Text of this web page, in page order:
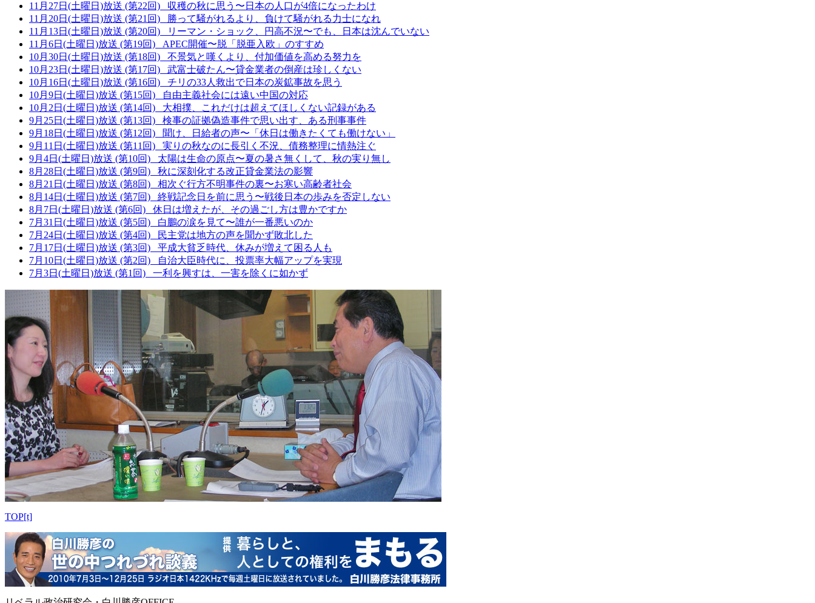
11月27日(土曜日)放送 (第22回)
収穫の秋に思う〜日本の人口が4倍になったわけ
11月20日(土曜日)放送 (第21回)
勝って騒がれるより、負けて騒がれる力士になれ
11月13日(土曜日)放送 (第20回)
リーマン・ショック、円高不況〜でも、日本は沈んでいない
11月6日(土曜日)放送 (第19回)
APEC開催〜脱「脱亜入欧」のすすめ
10月30日(土曜日)放送 (第18回)
不景気と嘆くより、付加価値を高める努力を
10月23日(土曜日)放送 (第17回)
武富士破たん〜貸金業者の倒産は珍しくない
10月16日(土曜日)放送 (第16回)
チリの33人救出で日本の炭鉱事故を思う
10月9日(土曜日)放送 (第15回)
自由主義社会には遠い中国の対応
10月2日(土曜日)放送 (第14回)
大相撲、これだけは超えてほしくない記録がある
9月25日(土曜日)放送 (第13回)
検事の証拠偽造事件で思い出す、ある刑事事件
9月18日(土曜日)放送 (第12回)
聞け、日給者の声〜「休日は働きたくても働けない」
9月11日(土曜日)放送 (第11回)
実りの秋なのに長引く不況、債務整理に情熱注ぐ
9月4日(土曜日)放送 (第10回)
太陽は生命の原点〜夏の暑さ無くして、秋の実り無し
8月28日(土曜日)放送 (第9回)
秋に深刻化する改正貸金業法の影響
8月21日(土曜日)放送 (第8回)
相次ぐ行方不明事件の裏〜お寒い高齢者社会
8月14日(土曜日)放送 (第7回)
終戦記念日を前に思う〜戦後日本の歩みを否定しない
8月7日(土曜日)放送 (第6回)
休日は増えたが、その過ごし方は豊かですか
7月31日(土曜日)放送 (第5回)
白鵬の涙を見て〜誰が一番悪いのか
7月24日(土曜日)放送 (第4回)
民主党は地方の声を聞かず敗北した
7月17日(土曜日)放送 (第3回)
平成大貧乏時代、休みが増えて困る人も
7月10日(土曜日)放送 (第2回)
自治大臣時代に、投票率大幅アップを実現
7月3日(土曜日)放送 (第1回)
一利を興すは、一害を除くに如かず
TOP[t]